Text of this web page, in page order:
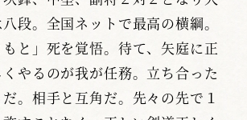
段。全国ネットで最高の横綱。
と」死を覚悟。待て、矢庭に正
やるのが我が任務。立ち合った
。相手と互角だ。先々の先で１